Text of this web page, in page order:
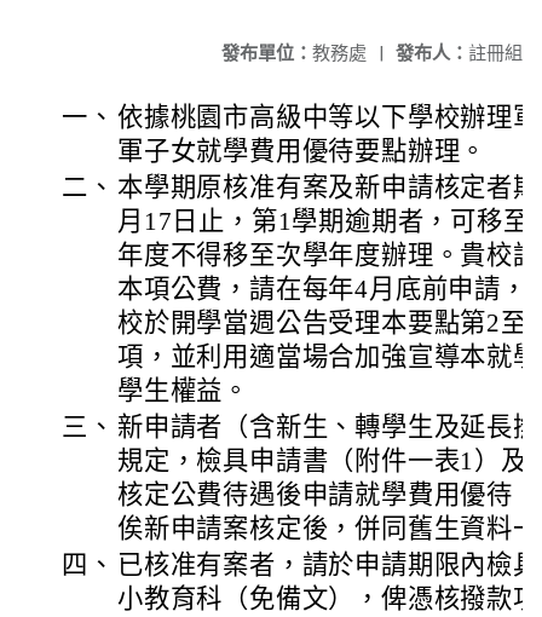
發布人： 註冊組
發布單位： 教務處 |
一、 依據桃園市高級中等以下學校辦理
軍子女就學費用優待要點辦理。
二、 本學期原核准有案及新申請核定者
月17日止，第1學期逾期者，可移至
年度不得移至次學年度辦理。貴校
本項公費，請在每年4月底前申請，
校於開學當週公告受理本要點第2至
項，並利用適當場合加強宣導本就
學生權益。
三、 新申請者（含新生、轉學生及延長
規定，檢具申請書（附件一表1）及
核定公費待遇後申請就學費用優待
俟新申請案核定後，併同舊生資料
四、 已核准有案者，請於申請期限內檢
小教育科（免備文），俾憑核撥款